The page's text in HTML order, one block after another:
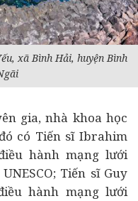
xã Bình Hải, huyện Bình
gia, nhà khoa học
có Tiến sĩ Ibrahim
hành mạng lưới
Tiến sĩ Guy
hành mạng lưới